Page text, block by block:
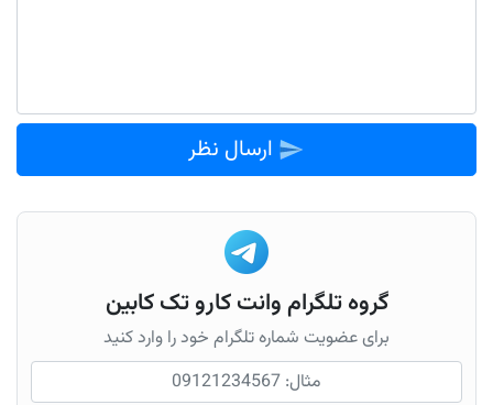
گروه تلگرام وانت کارو تک کابین
برای عضویت شماره تلگرام خود را وارد کنید